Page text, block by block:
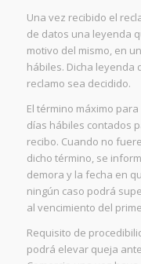
Una vez recibido el
de datos una leyenda
motivo del mismo, en
hábiles. Dicha leyenda
reclamo sea decidido.
El término máximo
días hábiles contados
recibo. Cuando no
dicho término, se
demora y la fecha en
ningún caso podrá
al vencimiento del
Requisito de
podrá elevar queja